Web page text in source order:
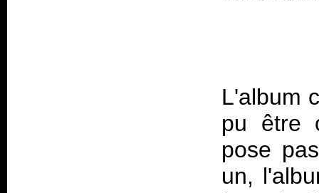
L'album
pu être
pose
un,